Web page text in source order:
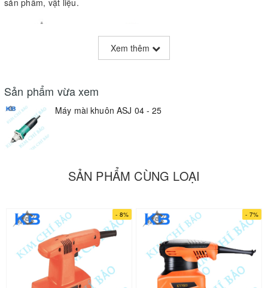
sản phẩm, vật liệu.
Xem thêm
Sản phẩm vừa xem
Máy mài khuôn ASJ 04 - 25
SẢN PHẨM CÙNG LOẠI
- 8% - 7%